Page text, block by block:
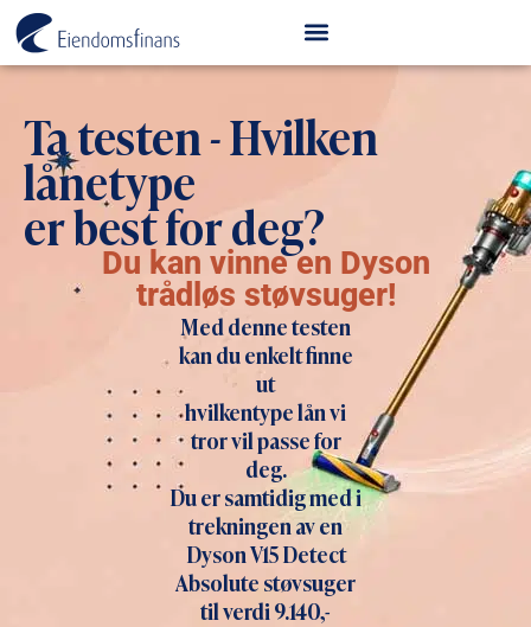
Ta testen - Hvilken
lånetype
er best for deg?
Du kan vinne en Dyson
trådløs støvsuger!
Med denne testen
kan du enkelt finne
ut
hvilkentype lån vi
tror vil passe for
deg.
Du er samtidig med i
trekningen av en
Dyson V15 Detect
Absolute støvsuger
til verdi 9.140,-